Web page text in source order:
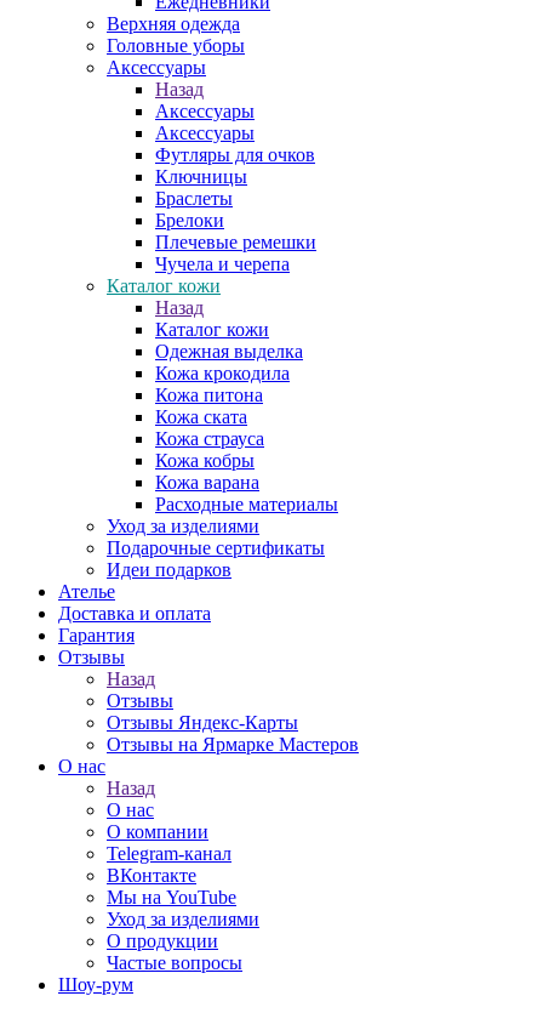
Верхняя одежда
Головные уборы
Аксессуары
Назад
Аксессуары
Аксессуары
Футляры для очков
Ключницы
Браслеты
Брелоки
Плечевые ремешки
Чучела и черепа
Каталог кожи
Назад
Каталог кожи
Одежная выделка
Кожа крокодила
Кожа питона
Кожа ската
Кожа страуса
Кожа кобры
Кожа варана
Расходные материалы
Уход за изделиями
Подарочные сертификаты
Идеи подарков
Ателье
Доставка и оплата
Гарантия
Отзывы
Назад
Отзывы
Отзывы Яндекс-Карты
Отзывы на Ярмарке Мастеров
О нас
Назад
О нас
О компании
Telegram-канал
ВКонтакте
Мы на YouTube
Уход за изделиями
О продукции
Частые вопросы
Шоу-рум